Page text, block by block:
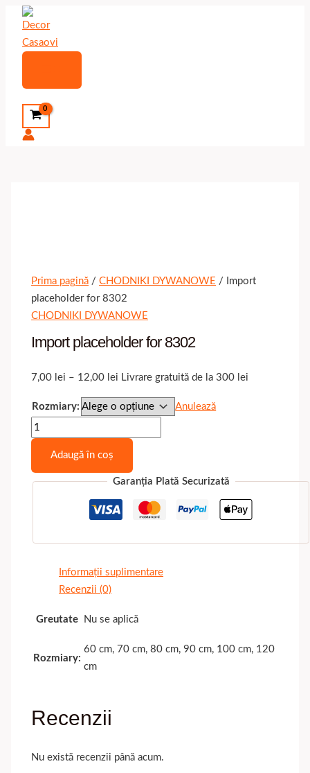
Skip
content
Prima pagină /CHODNIKI DYWANOWE / Import
placeholder for 8302
CHODNIKI DYWANOWE
Import placeholder for 8302
7,00 lei – 12,00 lei Interval
prețuri:
12,00 lei
Livrare gratuită de la 300 lei
Rozmiary:
Anulează
Cantitate
Import
placeholder
for
Adaugă în coș
Garanția Plată Securizată
Informații suplimentare
Recenzii (0)
Greutate Nu se aplică
Rozmiary:
60 cm, 70 cm, 80 cm, 90 cm, 100 cm, 120
cm
Recenzii
Nu există recenzii până acum.